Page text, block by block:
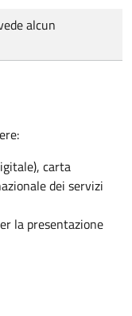
alcun
carta
dei servizi
la presentazione